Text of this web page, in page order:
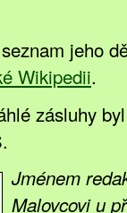
jeho
Wikipedii.
zásluhy
Jménem
Malovcovi u